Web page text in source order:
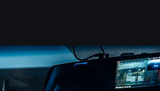
Renault y más.